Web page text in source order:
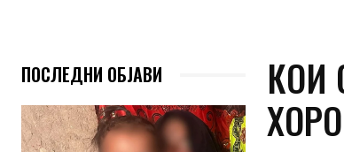
ПОСЛЕДНИ ОБЈАВИ
КОИ